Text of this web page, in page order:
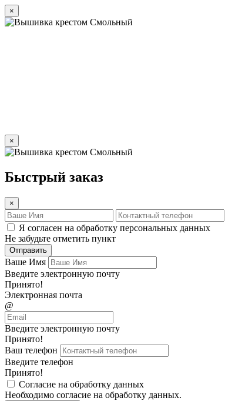
×
×
Быстрый заказ
×
Я согласен на обработку персональных данных
Не забудьте отметить пункт
Отправить
Ваше Имя
Введите электронную почту
Принято!
Электронная почта
@
Введите электронную почту
Принято!
Ваш телефон
Введите телефон
Принято!
Согласие на обработку данных
Необходимо согласие на обработку данных.